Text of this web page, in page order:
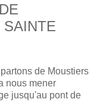
SAINTE
de Moustiers
nous mener
jusqu'au pont de